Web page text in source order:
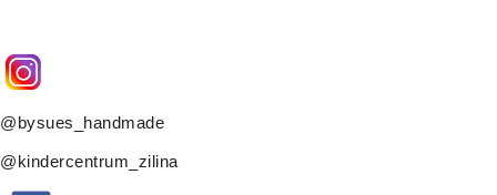
@bysues_handmade
@kindercentrum_zilina